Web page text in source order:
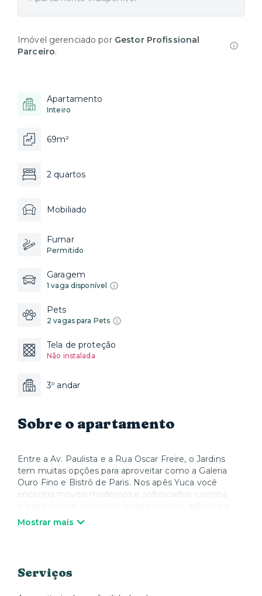
Imóvel gerenciado por Gestor Profissional
Parceiro.
Apartamento
Inteiro
69m²
2 quartos
Mobiliado
Fumar
Permitido
Garagem
1 vaga disponível
Pets
2 vagas para Pets
Tela de proteção
Não instalada
3º andar
Sobre o apartamento
Entre a Av. Paulista e a Rua Oscar Freire, o Jardins
tem muitas opções para aproveitar como a Galeria
Ouro Fino e Bistrô de Paris. Nos apês Yuca você
encontra móveis modernos e sofisticados, cozinha
todos os eletrodomésticos, além de Smart TV e Wi-Fi.
Mostrar mais
Serviços